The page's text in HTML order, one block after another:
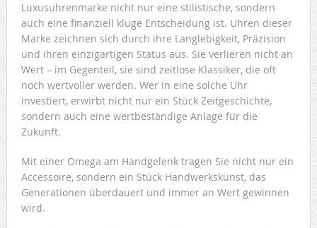
Luxusuhrenmarke nicht nur eine stilistische, sondern
auch eine finanziell kluge Entscheidung ist. Uhren dieser
Marke zeichnen sich durch ihre Langlebigkeit, Präzision
und ihren einzigartigen Status aus. Sie verlieren nicht an
Wert – im Gegenteil, sie sind zeitlose Klassiker, die oft
noch wertvoller werden. Wer in eine solche Uhr
investiert, erwirbt nicht nur ein Stück Zeitgeschichte,
sondern auch eine wertbeständige Anlage für die
Zukunft.
Mit einer Omega am Handgelenk tragen Sie nicht nur ein
Accessoire, sondern ein Stück Handwerkskunst, das
Generationen überdauert und immer an Wert gewinnen
wird.